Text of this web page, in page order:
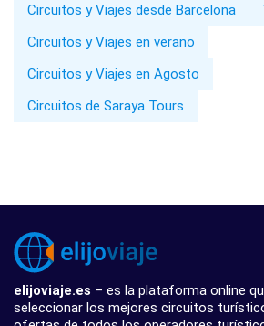
Circuitos y Viajes desde Barcelona
Circuitos y Viajes en verano
Circuitos y Viajes en Agosto
Circuitos de Saraya Tours
elijoviaje.es – es la plataforma online
seleccionar los mejores circuitos